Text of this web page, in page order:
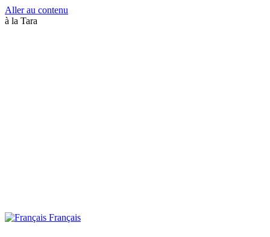
Aller au contenu
à la Tara
Français